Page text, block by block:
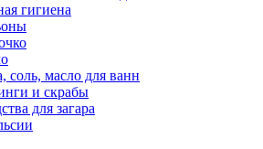
гигиена
соль, масло для ванн
и скрабы
для загара